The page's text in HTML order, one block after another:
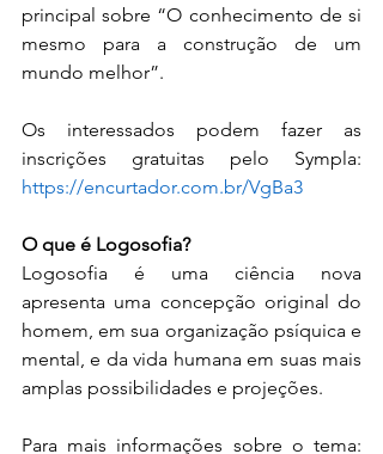
principal sobre “O conhecimento de si
mesmo para a construção de um
mundo melhor”.
Os interessados podem fazer as
https://encurtador.com.br/VgBa3
O que é Logosofia?
Logosofia é uma ciência nova
apresenta uma concepção original do
homem, em sua organização psíquica e
mental, e da vida humana em suas mais
amplas possibilidades e projeções.